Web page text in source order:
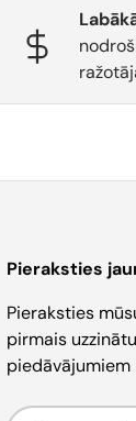
Pieraksties
Pieraksties
pirmais
piedāvājumiem
E-pasts